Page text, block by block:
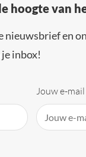
hoogte van
nieuwsbrief en
inbox!
Jouw e-mail